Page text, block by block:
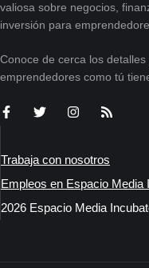
valiosa sobre negocios,
inversión para
Conoce de cerca los
emprendedores como tú
Trabaja con nosotros
Empleos en Espacio Media
2026 Espacio Media